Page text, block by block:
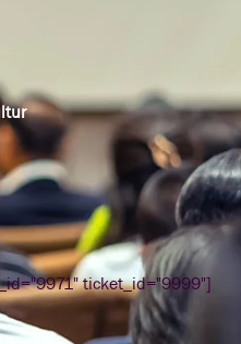
ticket_id="9999"]